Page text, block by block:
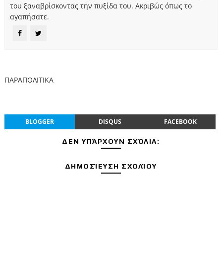
του ξαναβρίσκοντας την πυξίδα του. Ακριβώς όπως το
αγαπήσατε.
ΠΑΡΑΠΟΛΙΤΙΚΑ
BLOGGER DISQUS FACEBOOK
ΔΕΝ ΥΠΆΡΧΟΥΝ ΣΧΌΛΙΑ:
ΔΗΜΟΣΊΕΥΣΗ ΣΧΟΛΊΟΥ